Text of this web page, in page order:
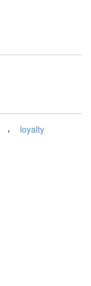
, loyalty